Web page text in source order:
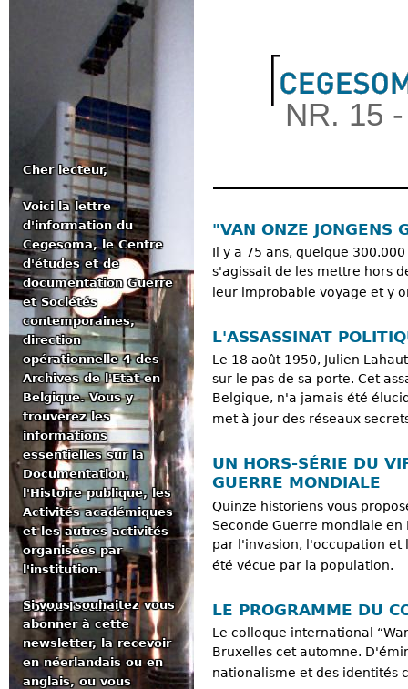
NR. 15
"VAN ONZE JONGENS
Il y a 75 ans, quelque
s'agissait de les mettre hors
leur improbable voyage et y
L'ASSASSINAT
Le 18 août 1950, Julien
sur le pas de sa porte. Cet
Belgique, n'a jamais été
met à jour des réseaux
UN HORS-SÉRIE DU
GUERRE MONDIALE
Quinze historiens vous
Seconde Guerre mondiale
par l'invasion, l'occupation et
été vécue par la population.
LE PROGRAMME DU
Le colloque international
Bruxelles cet automne.
nationalisme et des identités
Cher lecteur,
Voici la lettre
d'information du
Cegesoma, le Centre
d'études et de
documentation Guerre
et Sociétés
contemporaines,
direction
opérationnelle 4 des
Archives de l'Etat en
Belgique. Vous y
trouverez les
informations
essentielles sur la
Documentation,
l'Histoire publique, les
Activités académiques
et les autres activités
organisées par
l'institution.
Bonne lecture!
Si vous souhaitez vous
abonner à cette
newsletter, la recevoir
en néerlandais ou en
anglais, ou vous